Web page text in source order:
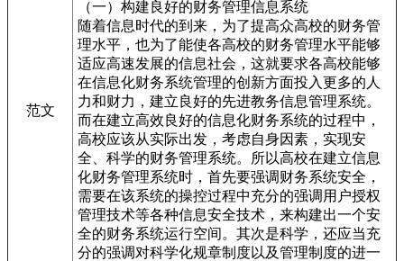
范文
（一）构建良好的财务管理信息系统
随着信息时代的到来，为了提高众高校的财务管
理水平，也为了能使各高校的财务管理水平能够
适应高速发展的信息社会，这就要求各高校能够
在信息化财务系统管理的创新方面投入更多的人
力和财力，建立良好的先进教务信息管理系统。
而在建立高效良好的信息化财务系统的过程中，
高校应该从实际出发，考虑自身因素，实现安
全、科学的财务管理系统。所以高校在建立信息
化财务管理系统时，首先要强调财务系统安全，
需要在该系统的操控过程中充分的强调用户授权
管理技术等各种信息安全技术，来构建出一个安
全的财务系统运行空间。其次是科学，还应当充
分的强调对科学化规章制度以及管理制度的进一